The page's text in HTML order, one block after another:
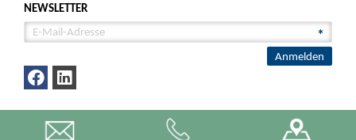
NEWSLETTER